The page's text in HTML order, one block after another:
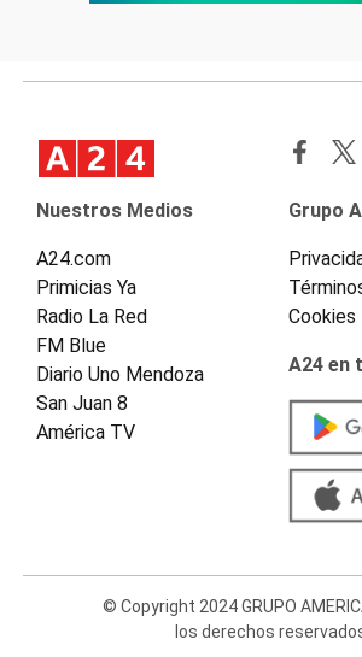
Nuestros Medios
A24.com
Primicias Ya
Radio La Red
FM Blue
Diario Uno Mendoza
San Juan 8
América TV
Grupo
Cookies
A24 en
© Copyright 2024 GRUPO
los derechos